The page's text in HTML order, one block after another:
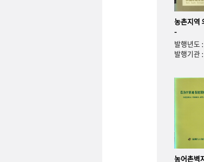
농촌지역
-
발행년도
발행기관
농어촌벽